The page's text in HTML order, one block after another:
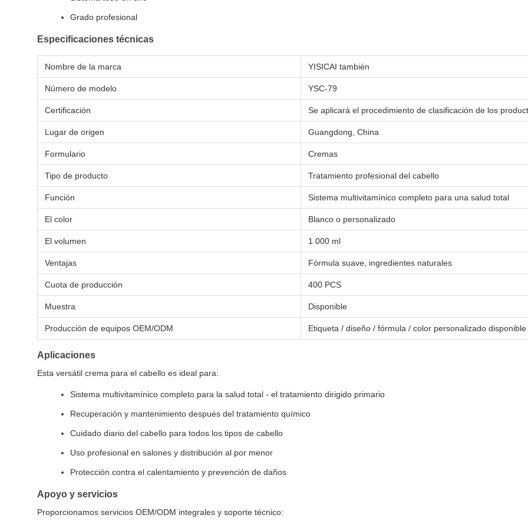
Grado profesional
Especificaciones técnicas
Nombre de la marca YISICAI también
Número de modelo YSC-79
Certificación Se aplicará el procedimiento de clasificación de los
Lugar de origen Guangdong, China
Formulario Cremas
Tipo de producto Tratamiento profesional del cabello
Función Sistema multivitamínico completo para una salud total
El color Blanco o personalizado
El volumen 1 000 ml
Ventajas Fórmula suave, ingredientes naturales
Cuota de producción 400 PCS
Muestra Disponible
Producción de equipos OEM/ODM Etiqueta / diseño / fórmula / color personalizado disponible
Aplicaciones
Esta versátil crema para el cabello es ideal para:
Sistema multivitamínico completo para la salud total - el tratamiento dirigido primario
Recuperación y mantenimiento después del tratamiento químico
Cuidado diario del cabello para todos los tipos de cabello
Uso profesional en salones y distribución al por menor
Protección contra el calentamiento y prevención de daños
Apoyo y servicios
Proporcionamos servicios OEM/ODM integrales y soporte técnico: